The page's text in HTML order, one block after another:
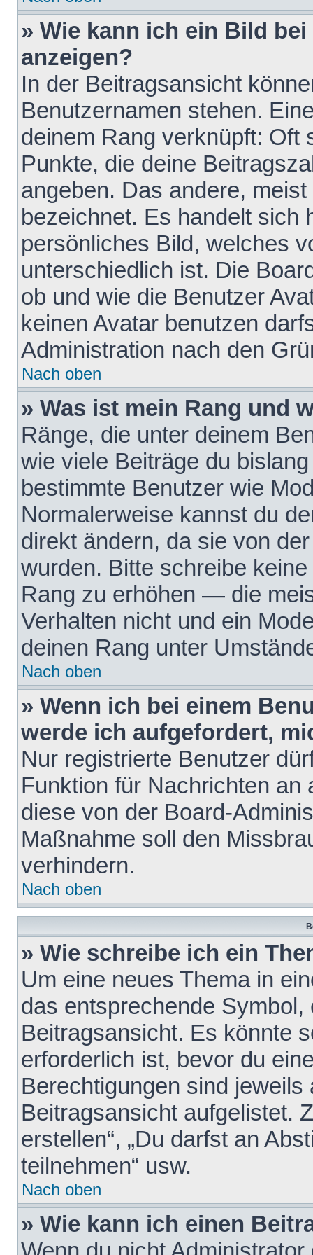
» Wie kann ich ein Bild
anzeigen?
In der Beitragsansicht
Benutzernamen stehen.
deinem Rang verknüpft: Oft
Punkte, die deine
angeben. Das andere,
bezeichnet. Es handelt sich
persönliches Bild, welches
unterschiedlich ist. Die
ob und wie die Benutzer
keinen Avatar benutzen
Administration nach den
Nach oben
» Was ist mein Rang und
Ränge, die unter deinem
wie viele Beiträge du
bestimmte Benutzer wie
Normalerweise kannst du
direkt ändern, da sie von
wurden. Bitte schreibe
Rang zu erhöhen — die
Verhalten nicht und ein
deinen Rang unter
Nach oben
» Wenn ich bei einem
werde ich aufgefordert,
Nur registrierte Benutzer
Funktion für Nachrichten
diese von der Board-
Maßnahme soll den
verhindern.
Nach oben
» Wie schreibe ich ein
Um eine neues Thema in
das entsprechende
Beitragsansicht. Es könnte
erforderlich ist, bevor du
Berechtigungen sind
Beitragsansicht aufgelistet.
erstellen“, „Du darfst an
teilnehmen“ usw.
Nach oben
» Wie kann ich einen